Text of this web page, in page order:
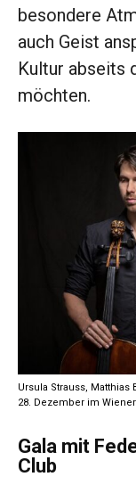
besondere
auch Geist
Kultur abseits
möchten.
Ursula Strauss,
28. Dezember im
Gala mit
Club